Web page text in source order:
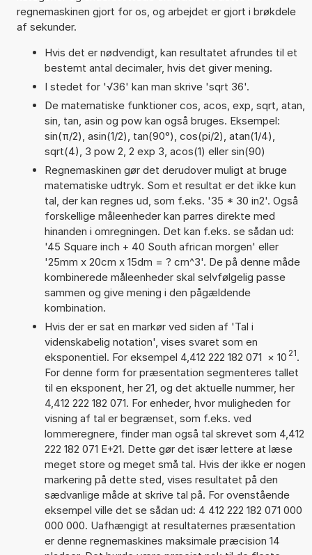
regnemaskinen gjort for os, og arbejdet er gjort i brøkdele
af sekunder.
Hvis det er nødvendigt, kan resultatet afrundes til et
bestemt antal decimaler, hvis det giver mening.
I stedet for '√36' kan man skrive 'sqrt 36'.
De matematiske funktioner cos, acos, exp, sqrt, atan,
sin, tan, asin og pow kan også bruges. Eksempel:
sin(π/2), asin(1/2), tan(90°), cos(pi/2), atan(1/4),
sqrt(4), 3 pow 2, 2 exp 3, acos(1) eller sin(90)
Regnemaskinen gør det derudover muligt at bruge
matematiske udtryk. Som et resultat er det ikke kun
tal, der kan regnes ud, som f.eks. '35 * 30 in2'. Også
forskellige måleenheder kan parres direkte med
hinanden i omregningen. Det kan f.eks. se sådan ud:
'45 Square inch + 40 South african morgen' eller
'25mm x 20cm x 15dm = ? cm^3'. De på denne måde
kombinerede måleenheder skal selvfølgelig passe
sammen og give mening i den pågældende
kombination.
Hvis der er sat en markør ved siden af 'Tal i
videnskabelig notation', vises svaret som en
eksponentiel. For eksempel 4,412 222 182 071 × 10 21.
For denne form for præsentation segmenteres tallet
til en eksponent, her 21, og det aktuelle nummer, her
4,412 222 182 071. For enheder, hvor muligheden for
visning af tal er begrænset, som f.eks. ved
lommeregnere, finder man også tal skrevet som 4,412
222 182 071 E+21. Dette gør det især lettere at læse
meget store og meget små tal. Hvis der ikke er nogen
markering på dette sted, vises resultatet på den
sædvanlige måde at skrive tal på. For ovenstående
eksempel ville det se sådan ud: 4 412 222 182 071 000
000 000. Uafhængigt at resultaternes præsentation
er denne regnemaskines maksimale præcision 14